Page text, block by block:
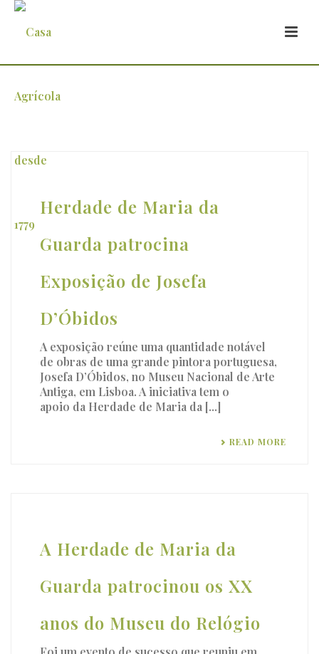
Arquivo
Herdade de Maria da
Guarda patrocina
Exposição de Josefa
D’Óbidos
A exposição reúne uma quantidade notável
de obras de uma grande pintora portuguesa,
Josefa D’Óbidos, no Museu Nacional de Arte
Antiga, em Lisboa. A iniciativa tem o
apoio da Herdade de Maria da [...]
READ MORE
A Herdade de Maria da
Guarda patrocinou os XX
anos do Museu do Relógio